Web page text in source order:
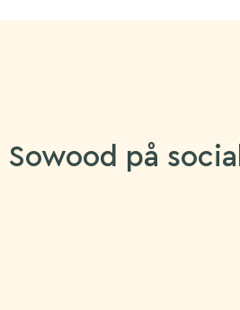
Sowood på